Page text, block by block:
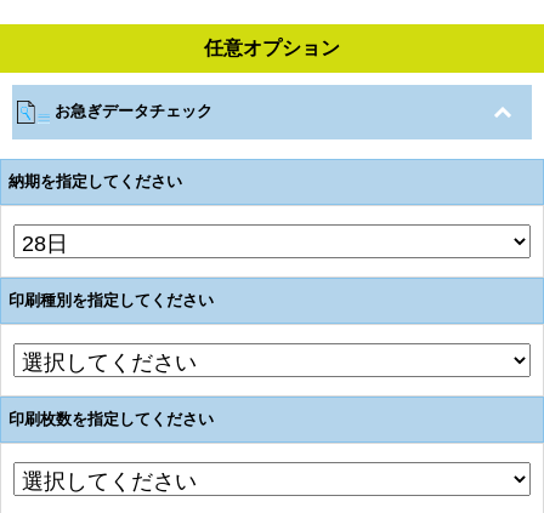
任意オプション
お急ぎデータチェック
納期を指定してください
印刷種別を指定してください
印刷枚数を指定してください